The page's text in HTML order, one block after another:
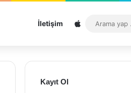
İletişim Sitemap
Kayıt Ol